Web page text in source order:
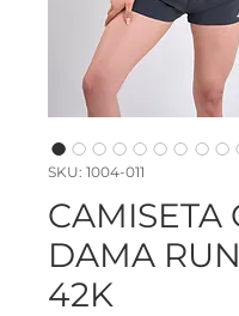
SKU: 1004-011
CAMISETA
DAMA
42K